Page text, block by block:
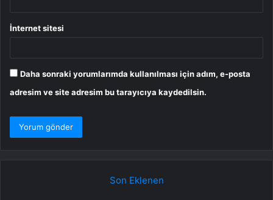
İnternet sitesi
Daha sonraki yorumlarımda kullanılması için adım, e-posta
adresim ve site adresim bu tarayıcıya kaydedilsin.
Son Eklenen